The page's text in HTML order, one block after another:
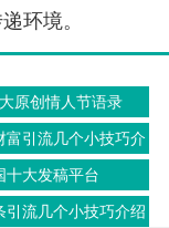
环境。
原创情人节语录
富引流几个小技巧介
绍
十大发稿平台
引流几个小技巧介绍